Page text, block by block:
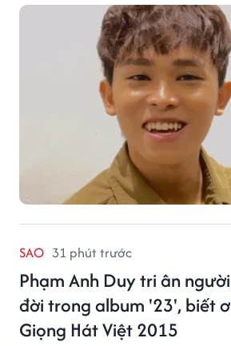
SAO 31 phút trước
Phạm Anh Duy tri ân
đời trong album '23', biết
Giọng Hát Việt 2015